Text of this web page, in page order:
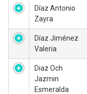
Díaz Antonio
Zayra
Díaz Jiménez
Valeria
Diaz Och
Jazmin
Esmeralda